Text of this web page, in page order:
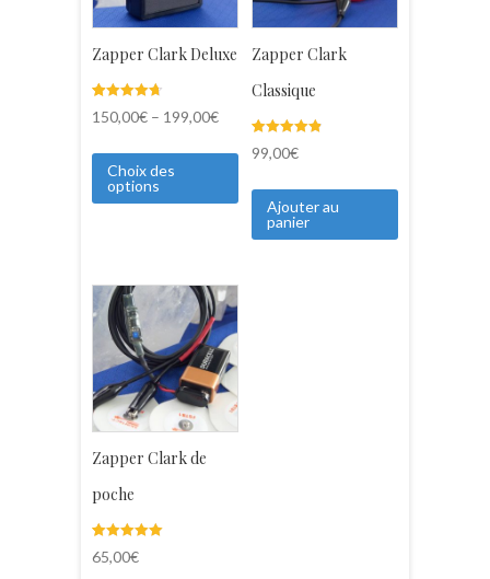
Zapper Clark Deluxe
Noté
4.70
23
client
150,00€ – 199,00€
Choix des
options
Zapper Clark
Classique
Noté
4.88
8
client
99,00€
Ajouter au
panier
Zapper Clark de
poche
Noté
5.00
3
65,00€